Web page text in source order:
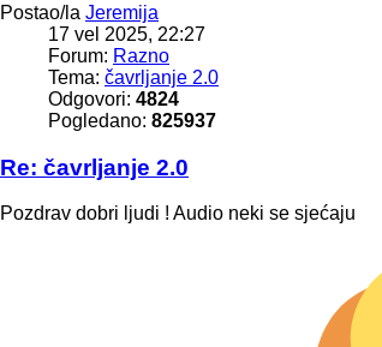
Postao/la Jeremija
17 vel 2025, 22:27
Forum: Razno
Tema: čavrljanje 2.0
Odgovori: 4824
Pogledano: 825937
Re: čavrljanje 2.0
Pozdrav dobri ljudi ! Audio neki se sjećaju